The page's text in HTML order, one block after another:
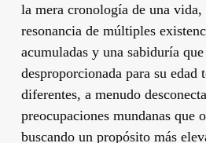
la mera cronología de una
resonancia de múltiples
acumuladas y una sabiduría
desproporcionada para su edad
diferentes, a menudo
preocupaciones mundanas que
buscando un propósito más